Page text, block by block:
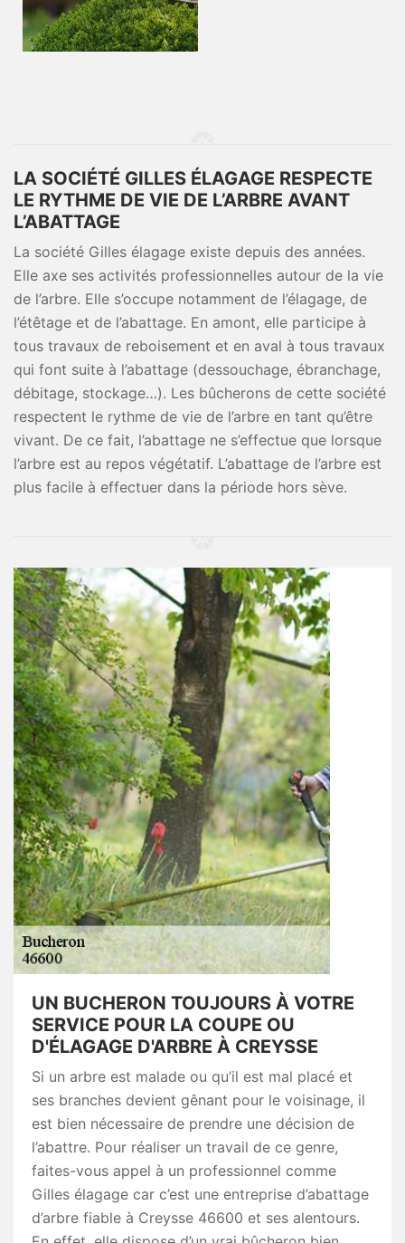
LA SOCIÉTÉ GILLES ÉLAGAGE RESPECTE
LE RYTHME DE VIE DE L’ARBRE AVANT
L’ABATTAGE
La société Gilles élagage existe depuis des années.
Elle axe ses activités professionnelles autour de la vie
de l’arbre. Elle s’occupe notamment de l’élagage, de
l’étêtage et de l’abattage. En amont, elle participe à
tous travaux de reboisement et en aval à tous travaux
qui font suite à l’abattage (dessouchage, ébranchage,
débitage, stockage…). Les bûcherons de cette société
respectent le rythme de vie de l’arbre en tant qu’être
vivant. De ce fait, l’abattage ne s’effectue que lorsque
l’arbre est au repos végétatif. L’abattage de l’arbre est
plus facile à effectuer dans la période hors sève.
UN BUCHERON TOUJOURS À VOTRE
SERVICE POUR LA COUPE OU
D'ÉLAGAGE D'ARBRE À CREYSSE
Si un arbre est malade ou qu’il est mal placé et
ses branches devient gênant pour le voisinage, il
est bien nécessaire de prendre une décision de
l’abattre. Pour réaliser un travail de ce genre,
faites-vous appel à un professionnel comme
Gilles élagage car c’est une entreprise d’abattage
d’arbre fiable à Creysse 46600 et ses alentours.